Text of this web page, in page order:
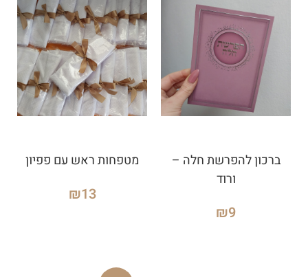
ברכון להפרשת חלה –
ורוד
₪9
מטפחות ראש עם פפיון
₪13